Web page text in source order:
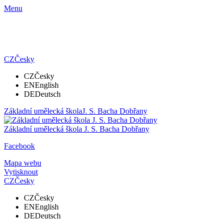
Menu
CZČesky
CZČesky
ENEnglish
DEDeutsch
Základní umělecká školaJ. S. Bacha Dobřany
Základní umělecká škola J. S. Bacha Dobřany
Facebook
Mapa webu
Vytisknout
CZČesky
CZČesky
ENEnglish
DEDeutsch